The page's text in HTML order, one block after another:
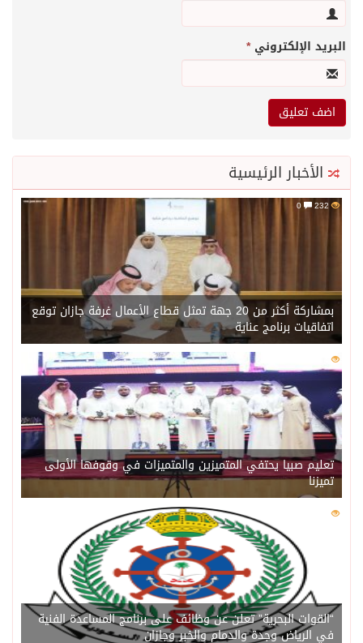
البريد الإلكتروني*
الأخبار الرئيسية
232
بمشاركة أكثر من 20 جهة تمثل قطاع الأعمال غرفة جازان توقع
اتفاقيات برنامج عناية
214
تعليم صبيا يحتفي المتميزين والمتميزات في وقوفها الأولى
تميزنا
206
“القوات البحرية” تعلن عن وظائف على برنامج المساعدة الفنية
في الرياض وجدة والدمام والخبر وجازان